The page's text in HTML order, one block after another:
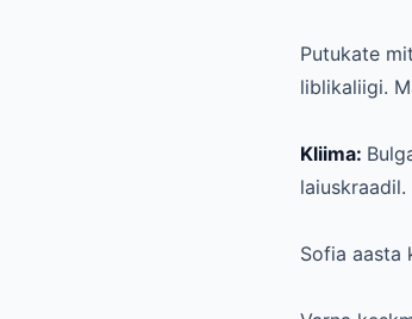
Putukate
liblikaliigi.
Kliima:
laiuskraadil.
Sofia aasta